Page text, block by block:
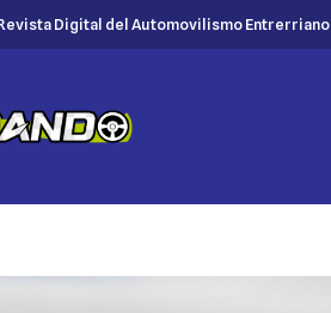
Digital del Automovilismo Entrerriano